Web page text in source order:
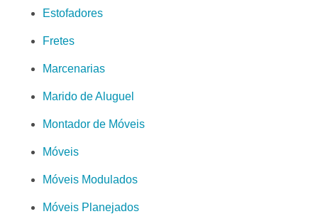
Estofadores
Fretes
Marcenarias
Marido de Aluguel
Montador de Móveis
Móveis
Móveis Modulados
Móveis Planejados